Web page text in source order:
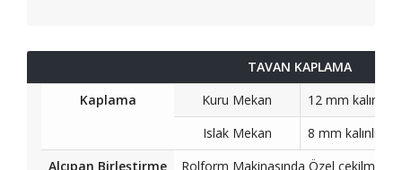
TAVAN KAPLAMA
Kaplama
Kuru Mekan
12 mm
Islak Mekan
8 mm
Alçıpan Birleştirme
Rolform Makinasında Özel çekilmiş